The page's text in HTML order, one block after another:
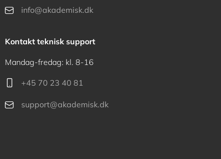
info@akademisk.dk
Kontakt teknisk support
Mandag-fredag: kl. 8-16
+45 70 23 40 81
support@akademisk.dk